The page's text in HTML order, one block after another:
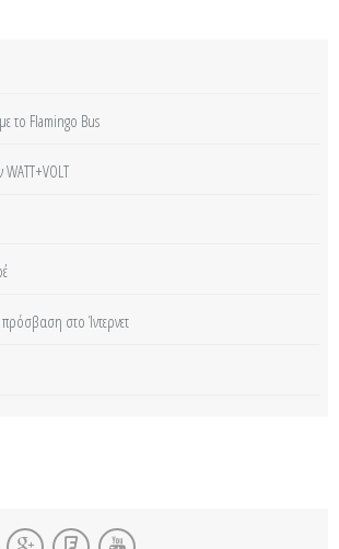
το Flamingo Bus
στο Ίντερνετ